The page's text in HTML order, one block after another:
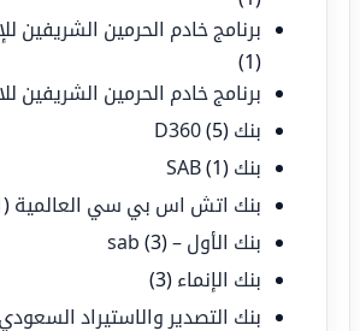
برنامج خادم الحرمين الشريفين
(1)
برنامج خادم الحرمين الشريفين
بنك D360 (5)
بنك SAB (1)
بنك اتش اس بي سي العالمية (1)
بنك الأول – sab(3)
بنك الإنماء (3)
بنك التصدير والاستيراد السعودي